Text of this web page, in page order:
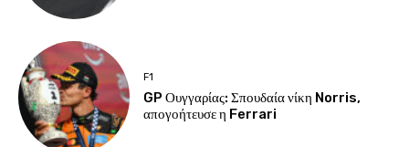
F1
GP Ουγγαρίας: Σπουδαία νίκη Norris,
απογοήτευσε η Ferrari